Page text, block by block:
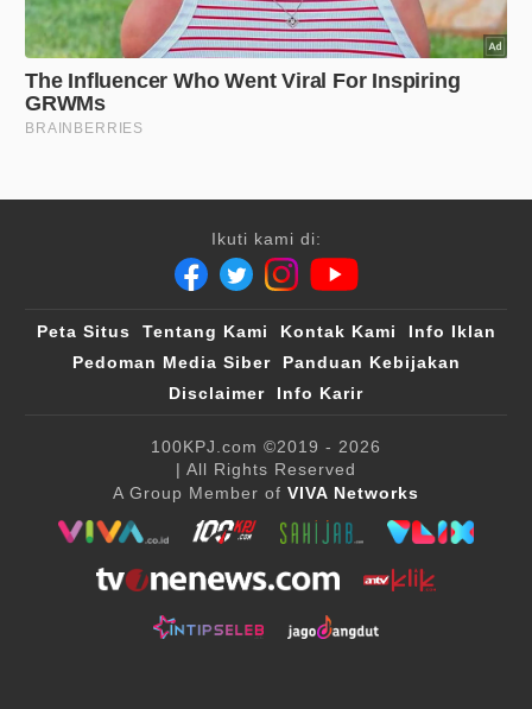
Ikuti kami di:
Peta Situs Tentang Kami Kontak Kami
Info Iklan
Pedoman Media Siber
Panduan Kebijakan
Disclaimer
Info Karir
100KPJ.com ©2019 - 2026
| All Rights Reserved
A Group Member of VIVA Networks